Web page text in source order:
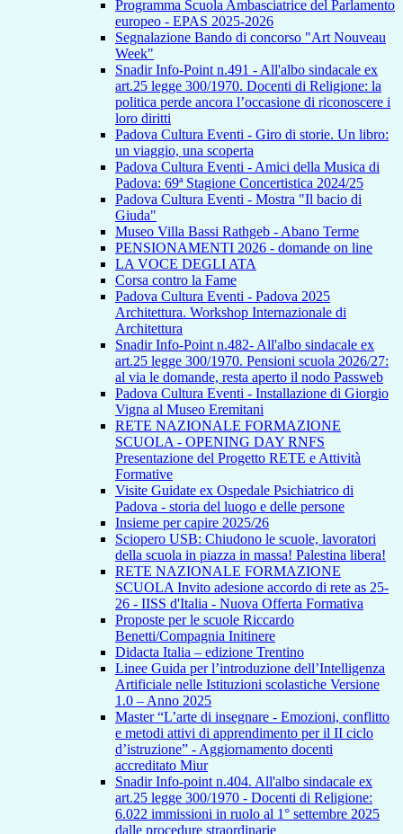
Programma Scuola Ambasciatrice del Parlamento
europeo - EPAS 2025-2026
Segnalazione Bando di concorso "Art Nouveau
Week"
Snadir Info-Point n.491 - All'albo sindacale ex
art.25 legge 300/1970. Docenti di Religione: la
politica perde ancora l’occasione di riconoscere i
loro diritti
Padova Cultura Eventi - Giro di storie. Un libro:
un viaggio, una scoperta
Padova Cultura Eventi - Amici della Musica di
Padova: 69ª Stagione Concertistica 2024/25
Padova Cultura Eventi - Mostra "Il bacio di
Giuda"
Museo Villa Bassi Rathgeb - Abano Terme
PENSIONAMENTI 2026 - domande on line
LA VOCE DEGLI ATA
Corsa contro la Fame
Padova Cultura Eventi - Padova 2025
Architettura. Workshop Internazionale di
Architettura
Snadir Info-Point n.482- All'albo sindacale ex
art.25 legge 300/1970. Pensioni scuola 2026/27:
al via le domande, resta aperto il nodo Passweb
Padova Cultura Eventi - Installazione di Giorgio
Vigna al Museo Eremitani
RETE NAZIONALE FORMAZIONE
SCUOLA - OPENING DAY RNFS
Presentazione del Progetto RETE e Attività
Formative
Visite Guidate ex Ospedale Psichiatrico di
Padova - storia del luogo e delle persone
Insieme per capire 2025/26
Sciopero USB: Chiudono le scuole, lavoratori
della scuola in piazza in massa! Palestina libera!
RETE NAZIONALE FORMAZIONE
SCUOLA Invito adesione accordo di rete as 25-
26 - IISS d'Italia - Nuova Offerta Formativa
Proposte per le scuole Riccardo
Benetti/Compagnia Initinere
Didacta Italia – edizione Trentino
Linee Guida per l’introduzione dell’Intelligenza
Artificiale nelle Istituzioni scolastiche Versione
1.0 – Anno 2025
Master “L’arte di insegnare - Emozioni, conflitto
e metodi attivi di apprendimento per il II ciclo
d’istruzione” - Aggiornamento docenti
accreditato Miur
Snadir Info-point n.404. All'albo sindacale ex
art.25 legge 300/1970 - Docenti di Religione:
6.022 immissioni in ruolo al 1° settembre 2025
dalle procedure straordinarie